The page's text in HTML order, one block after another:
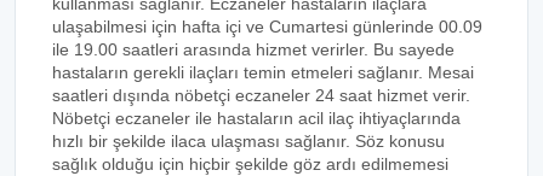
ulaşabilmesi için hafta içi ve Cumartesi günlerinde 00.09
ile 19.00 saatleri arasında hizmet verirler. Bu sayede
hastaların gerekli ilaçları temin etmeleri sağlanır. Mesai
saatleri dışında nöbetçi eczaneler 24 saat hizmet verir.
Nöbetçi eczaneler ile hastaların acil ilaç ihtiyaçlarında
hızlı bir şekilde ilaca ulaşması sağlanır. Söz konusu
sağlık olduğu için hiçbir şekilde göz ardı edilmemesi